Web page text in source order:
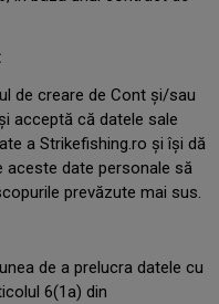
de creare de Cont și/sau
acceptă că datele sale
a Strikefishing.ro și își dă
aceste date personale să
prevăzute mai sus.
de a prelucra datele cu
6(1a) din